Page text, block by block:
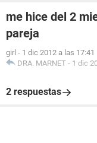
me hice del 2
pareja
girl - 1 dic 2012 a las 17:41
DRA. MARNET - 1 dic
2 respuestas